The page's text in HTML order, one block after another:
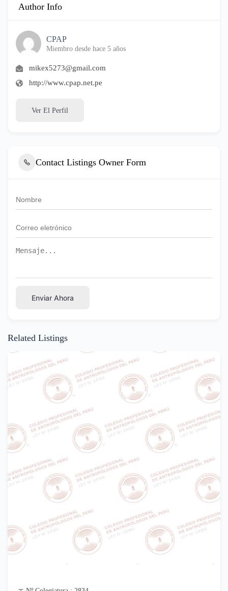
Author Info
CPAP
Miembro desde hace 5 años
mikex5273@gmail.com
http://www.cpap.net.pe
Ver El Perfil
Contact Listings Owner Form
Enviar Ahora
Related Listings